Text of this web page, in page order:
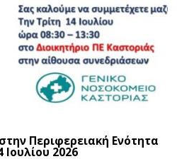
Περιφερειακή Ενότητα
Ιουλίου 2026